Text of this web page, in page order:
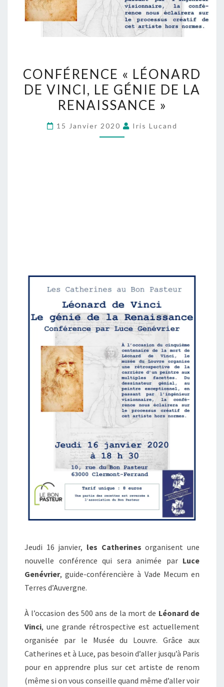
CONFÉRENCE « LÉONARD
DE VINCI, LE GÉNIE DE LA
RENAISSANCE »
15 Janvier 2020 Iris Lucand
Jeudi 16 janvier, les Catherines organisent une
nouvelle conférence qui sera animée par Luce
Genévrier, guide-conférencière à Vade Mecum en
Terres d’Auvergne.
À l’occasion des 500 ans de la mort de Léonard de
Vinci, une grande rétrospective est actuellement
organisée par le Musée du Louvre. Grâce aux
Catherines et à Luce, pas besoin d’aller jusqu’à Paris
pour en apprendre plus sur cet artiste de renom
(même si on vous conseille quand même d’aller voir